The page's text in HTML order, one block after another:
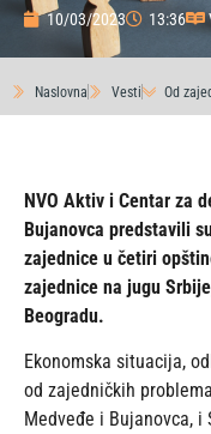
10/03/2023 13:36
Naslovna Vesti Od
NVO Aktiv i Centar za
Bujanovca predstavili
zajednice u četiri
zajednice na jugu
Beogradu.
Ekonomska situacija,
od zajedničkih
Medveđe i Bujanovca, i